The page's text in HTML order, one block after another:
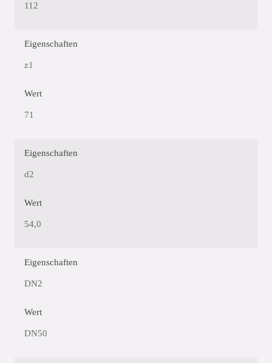
112
Eigenschaften
z1
Wert
71
Eigenschaften
d2
Wert
54,0
Eigenschaften
DN2
Wert
DN50